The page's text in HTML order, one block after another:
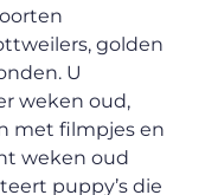
golden
U
weken oud,
met filmpjes en
weken oud
puppy’s die